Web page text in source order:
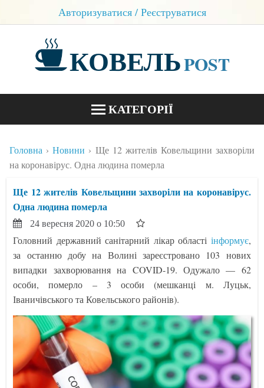
Авторизуватися / Реєструватися
КОВЕЛЬPOST
КАТЕГОРІЇ
БЛОГИ
Головна Новини
Ще 12 жителів Ковельщини захворіли
на коронавірус. Одна людина померла
Ще 12 жителів Ковельщини захворіли на коронавірус.
Одна людина померла
24 вересня 2020 о 10:50
Головний державний санітарний лікар області інформує,
за останню добу на Волині зареєстровано 103 нових
випадки захворювання на COVID-19. Одужало — 62
особи, померло – 3 особи (мешканці м. Луцьк,
Іваничівського та Ковельського районів).